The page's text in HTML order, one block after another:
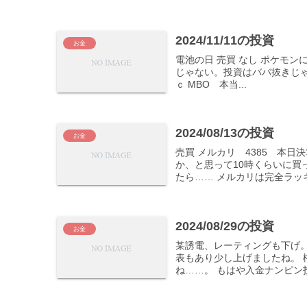
お金 2024/11/11の投資
電池の日 売買 なし ポケモン
じゃない。投資はババ抜きじ
ｃ MBO 本当...
お金 2024/08/13の投資
売買 メルカリ 4385 本日
か、と思って10時くらいに買
たら…… メルカリは完全ラッ
お金 2024/08/29の投資
某誘電、レーティングも下
表もあり少し上げましたね。
ね……。 もはや入金ナンピン